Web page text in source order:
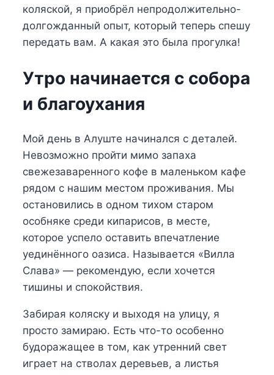
коляской, я приобрёл непродолжительно-
долгожданный опыт, который теперь спешу
передать вам. А какая это была прогулка!
Утро начинается с собора
и благоухания
Мой день в Алуште начинался с деталей.
Невозможно пройти мимо запаха
свежезаваренного кофе в маленьком кафе
рядом с нашим местом проживания. Мы
остановились в одном тихом старом
особняке среди кипарисов, в месте,
которое успело оставить впечатление
уединённого оазиса. Называется «Вилла
Слава» — рекомендую, если хочется
тишины и спокойствия.
Забирая коляску и выходя на улицу, я
просто замираю. Есть что-то особенно
будоражащее в том, как утренний свет
играет на стволах деревьев, а листья